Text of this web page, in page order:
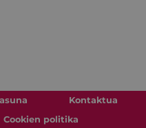
Kontaktua
Cookien politika